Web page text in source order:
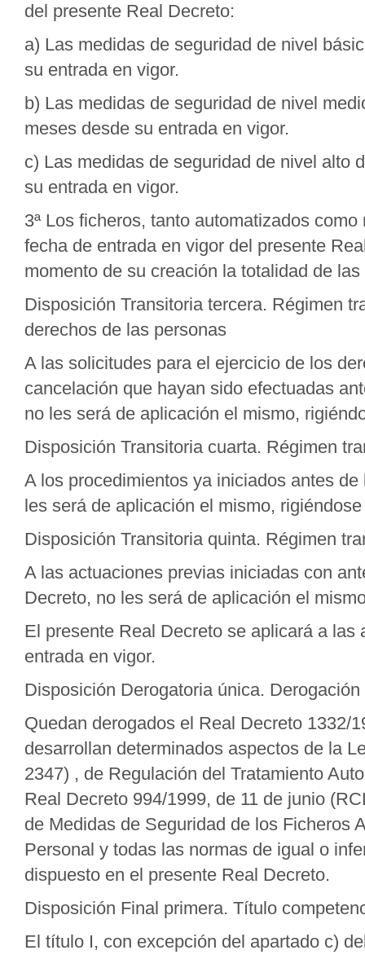
del presente Real Decreto:
a) Las medidas de seguridad de nivel
su entrada en vigor.
b) Las medidas de seguridad de nivel
meses desde su entrada en vigor.
c) Las medidas de seguridad de nivel alto
su entrada en vigor.
3ª Los ficheros, tanto automatizados
fecha de entrada en vigor del presente
momento de su creación la totalidad de
Disposición Transitoria tercera. Régimen
derechos de las personas
A las solicitudes para el ejercicio de los
cancelación que hayan sido efectuadas
no les será de aplicación el mismo,
Disposición Transitoria cuarta. Régimen
A los procedimientos ya iniciados antes
les será de aplicación el mismo,
Disposición Transitoria quinta. Régimen
A las actuaciones previas iniciadas con
Decreto, no les será de aplicación el
El presente Real Decreto se aplicará a
entrada en vigor.
Disposición Derogatoria única.
Quedan derogados el Real Decreto 1332/
desarrollan determinados aspectos de la
2347) , de Regulación del Tratamiento
Real Decreto 994/1999, de 11 de junio
de Medidas de Seguridad de los Ficheros
Personal y todas las normas de igual o
dispuesto en el presente Real Decreto.
Disposición Final primera. Título
El título I, con excepción del apartado c)